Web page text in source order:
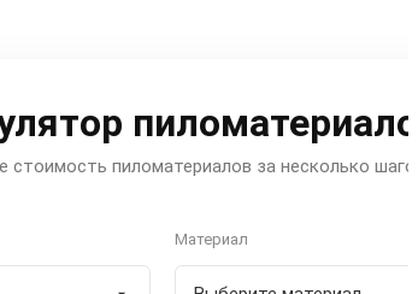
пиломатериалов
стоимость пиломатериалов за несколько шагов
Материал